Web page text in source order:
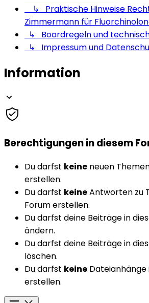
↳ Praktische Hinweise
Zimmermann für
↳ Boardregeln und
↳ Impressum und
Information
Berechtigungen in diesem
Du darfst keine neuen
erstellen.
Du darfst keineAntworten zu
Forum erstellen.
Du darfst deine Beiträge in
ändern.
Du darfst deine Beiträge in
löschen.
Du darfst keine Dateianhänge
erstellen.